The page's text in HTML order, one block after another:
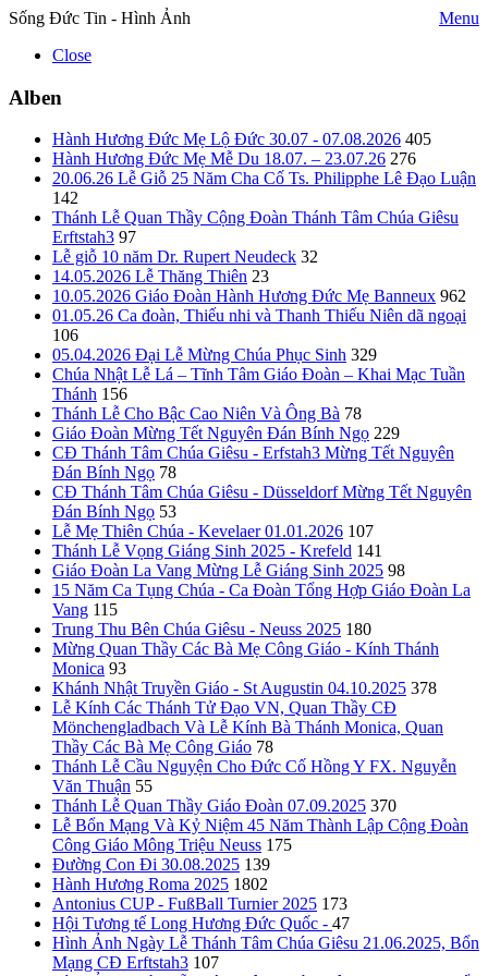
Sống Đức Tin - Hình Ảnh
Menu
Close
Alben
Hành Hương Đức Mẹ Lộ Đức 30.07 - 07.08.2026 405
Hành Hương Đức Mẹ Mễ Du 18.07. – 23.07.26 276
20.06.26 Lễ Giỗ 25 Năm Cha Cố Ts. Philipphe Lê Đạo Luận
142
Thánh Lễ Quan Thầy Cộng Đoàn Thánh Tâm Chúa Giêsu
Erftstah3 97
Lễ giỗ 10 năm Dr. Rupert Neudeck 32
14.05.2026 Lễ Thăng Thiên 23
10.05.2026 Giáo Đoàn Hành Hương Đức Mẹ Banneux 962
01.05.26 Ca đoàn, Thiếu nhi và Thanh Thiếu Niên dã ngoại
106
05.04.2026 Đại Lễ Mừng Chúa Phục Sinh 329
Chúa Nhật Lễ Lá – Tĩnh Tâm Giáo Đoàn – Khai Mạc Tuần
Thánh 156
Thánh Lễ Cho Bậc Cao Niên Và Ông Bà 78
Giáo Đoàn Mừng Tết Nguyên Đán Bính Ngọ 229
CĐ Thánh Tâm Chúa Giêsu - Erfstah3 Mừng Tết Nguyên
Đán Bính Ngọ 78
CĐ Thánh Tâm Chúa Giêsu - Düsseldorf Mừng Tết Nguyên
Đán Bính Ngọ 53
Lễ Mẹ Thiên Chúa - Kevelaer 01.01.2026 107
Thánh Lễ Vọng Giáng Sinh 2025 - Krefeld 141
Giáo Đoàn La Vang Mừng Lễ Giáng Sinh 2025 98
15 Năm Ca Tụng Chúa - Ca Đoàn Tổng Hợp Giáo Đoàn La
Vang 115
Trung Thu Bên Chúa Giêsu - Neuss 2025 180
Mừng Quan Thầy Các Bà Mẹ Công Giáo - Kính Thánh
Monica 93
Khánh Nhật Truyền Giáo - St Augustin 04.10.2025 378
Lễ Kính Các Thánh Tử Đạo VN, Quan Thầy CĐ
Mönchengladbach Và Lễ Kính Bà Thánh Monica, Quan
Thầy Các Bà Mẹ Công Giáo 78
Thánh Lễ Cầu Nguyện Cho Đức Cố Hồng Y FX. Nguyễn
Văn Thuận 55
Thánh Lễ Quan Thầy Giáo Đoàn 07.09.2025 370
Lễ Bổn Mạng Và Kỷ Niệm 45 Năm Thành Lập Cộng Đoàn
Công Giáo Mông Triệu Neuss 175
Đường Con Đi 30.08.2025 139
Hành Hương Roma 2025 1802
Antonius CUP - FußBall Turnier 2025 173
Hội Tương tế Long Hương Đức Quốc - 47
Hình Ảnh Ngày Lễ Thánh Tâm Chúa Giêsu 21.06.2025, Bổn
Mạng CĐ Erftstah3 107